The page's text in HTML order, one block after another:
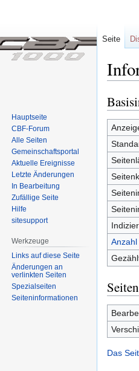
Zur
springen
Zur
Suche
springen
Das
Seite
Hauptseite
CBF-Forum
Alle Seiten
Gemeinschafts­portal
Aktuelle Ereignisse
Letzte Änderungen
In Bearbeitung
Zufällige Seite
Hilfe
sitesupport
Werkzeuge
Links auf diese Seite
Änderungen an
verlinkten Seiten
Spezialseiten
Seiten­informationen